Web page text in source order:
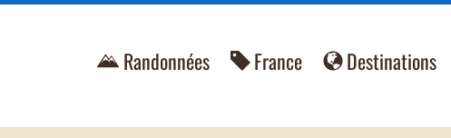
Randonnées France Destinations